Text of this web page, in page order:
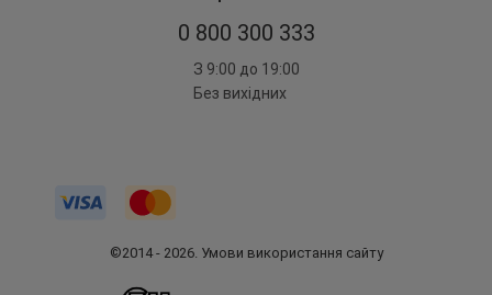
0 800 300 333
З 9:00 до 19:00
Без вихідних
©2014 - 2026. Умови використання сайту